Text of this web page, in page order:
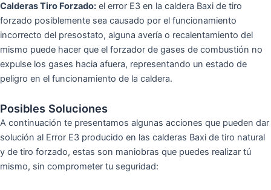
Calderas Tiro Forzado: el error E3 en la caldera Baxi de tiro
forzado posiblemente sea causado por el funcionamiento
incorrecto del presostato, alguna avería o recalentamiento del
mismo puede hacer que el forzador de gases de combustión no
expulse los gases hacia afuera, representando un estado de
peligro en el funcionamiento de la caldera.
Posibles Soluciones
A continuación te presentamos algunas acciones que pueden dar
solución al Error E3 producido en las calderas Baxi de tiro natural
y de tiro forzado, estas son maniobras que puedes realizar tú
mismo, sin comprometer tu seguridad: